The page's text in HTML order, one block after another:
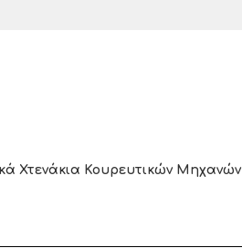
Χτενάκια Κουρευτικών Μηχανών